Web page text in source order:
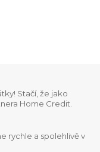
Stačí, že jako
Home Credit.
rychle a spolehlivě v